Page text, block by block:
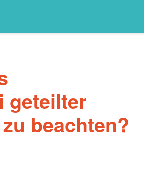
geteilter
beachten?